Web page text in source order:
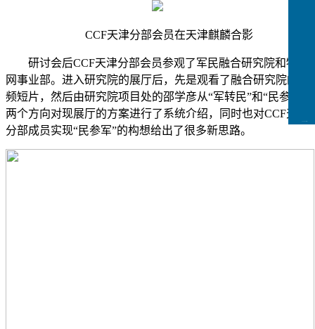
CCF天津分部会员在天津麒麟合影
研讨会后CCF天津分部会员参观了军民融合研究院和物联
网事业部。进入研究院的展厅后，先是观看了融合研究院的视
频短片，然后由研究院项目处的邵学彦从“军转民”和“民参军”
两个方向对现展厅的方案进行了系统介绍，同时也对CCF天津
分部成员实现“民参军”的构想给出了很多新思路。